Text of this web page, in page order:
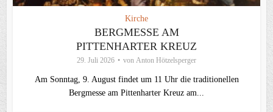
Kirche
BERGMESSE AM
PITTENHARTER KREUZ
29. Juli 2026 von Anton Hötzelsperger
Am Sonntag, 9. August findet um 11 Uhr die traditionellen
Bergmesse am Pittenharter Kreuz am...